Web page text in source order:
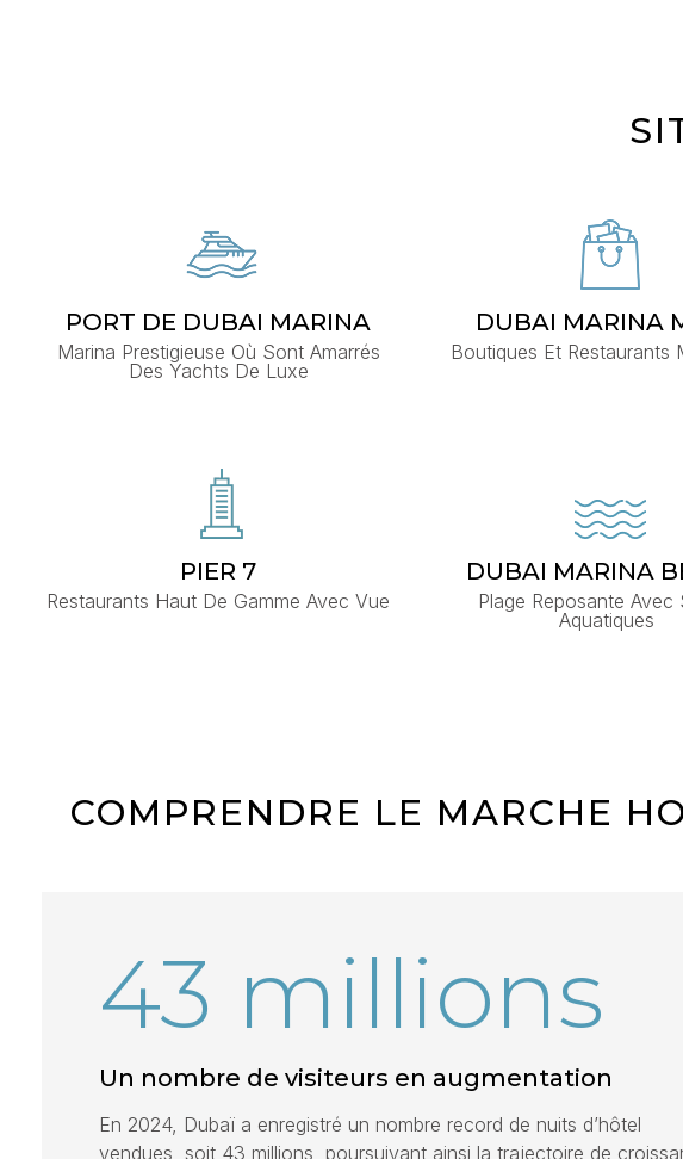
PORT DE DUBAI MARINA
Marina Prestigieuse Où Sont Amarrés
Des Yachts De Luxe
DUBAI MARINA
Boutiques Et Restaurants
PIER 7
Restaurants Haut De Gamme Avec Vue
DUBAI MARINA
Plage Reposante Avec
Aquatiques
COMPRENDRE LE MARCHE
43 millions
Un nombre de visiteurs en augmentation
En 2024, Dubaï a enregistré un nombre record de nuits d’hôtel
vendues, soit 43 millions, poursuivant ainsi la trajectoire de